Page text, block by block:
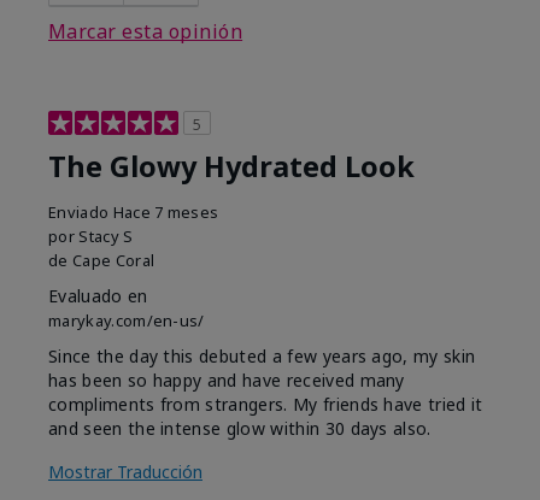
Marcar esta opinión
5
The Glowy Hydrated Look
Enviado Hace 7 meses
por Stacy S
de Cape Coral
Evaluado en
marykay.com/en-us/
Since the day this debuted a few years ago, my skin
has been so happy and have received many
compliments from strangers. My friends have tried it
and seen the intense glow within 30 days also.
Mostrar Traducción